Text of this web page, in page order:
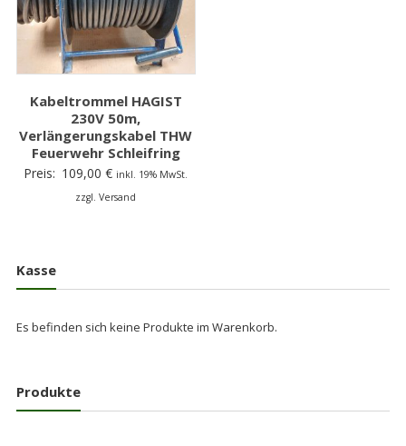
Kabeltrommel HAGIST
230V 50m,
Verlängerungskabel THW
Feuerwehr Schleifring
Preis: 109,00€ inkl. 19% MwSt.
zzgl. Versand
Kasse
Es befinden sich keine Produkte im Warenkorb.
Produkte